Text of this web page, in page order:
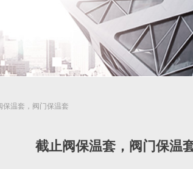
保温套，阀门保温套
截止阀保温套，阀门保温